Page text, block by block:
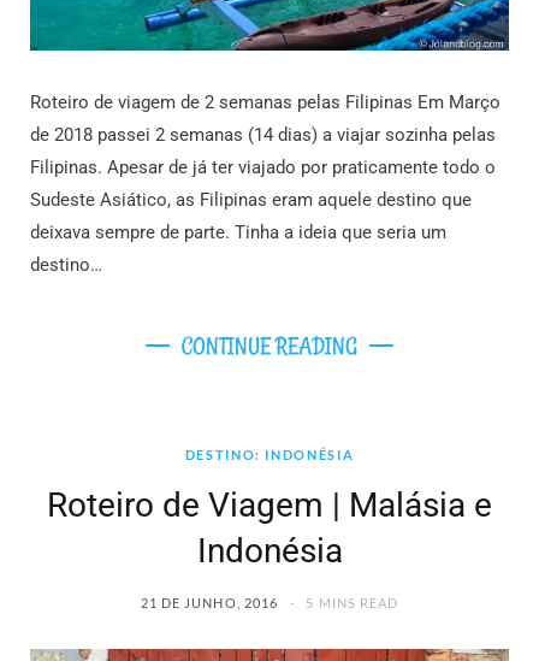
Roteiro de viagem de 2 semanas pelas Filipinas Em Março
de 2018 passei 2 semanas (14 dias) a viajar sozinha pelas
Filipinas. Apesar de já ter viajado por praticamente todo o
Sudeste Asiático, as Filipinas eram aquele destino que
deixava sempre de parte. Tinha a ideia que seria um
destino…
CONTINUE READING
DESTINO: INDONÉSIA
Roteiro de Viagem | Malásia e
Indonésia
21 DE JUNHO, 2016 5 MINS READ